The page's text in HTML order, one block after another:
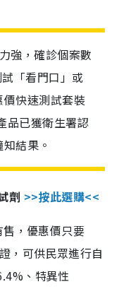
強，確診個案數
「看門口」或
快速測試套裝
品已獲衛生署認
結果。
劑 >>按此選購<<
，優惠價只要
，可供民眾進行自
、特異性